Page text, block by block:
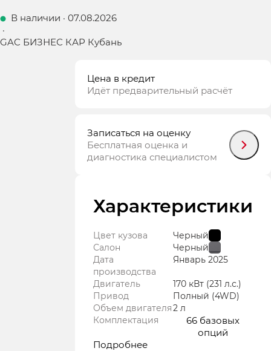
В наличии · 07.08.2026
·
GAC БИЗНЕС КАР Кубань
Цена в кредит
Идёт предварительный расчёт
Записаться на оценку
Бесплатная оценка и
диагностика специалистом
Характеристики
Цвет кузова
Черный
Салон
Черный
Дата
производства
Январь 2025
Двигатель 170 кВт (231 л.с.)
Привод
Полный (4WD)
Объем двигателя2 л
Комплектация
66 базовых
опций
Подробнее